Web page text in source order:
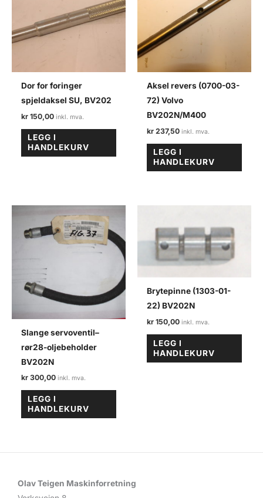
Dor for foringer
spjeldaksel SU, BV202
kr 150,00
LEGG I
HANDLEKURV
Aksel revers (0700-03-
72) Volvo
BV202N/M400
kr 237,50
LEGG I
HANDLEKURV
Slange servoventil–
rør28-oljebeholder
BV202N
kr 300,00
LEGG I
HANDLEKURV
Brytepinne (1303-01-
22) BV202N
kr 150,00
LEGG I
HANDLEKURV
Olav Teigen Maskinforretning